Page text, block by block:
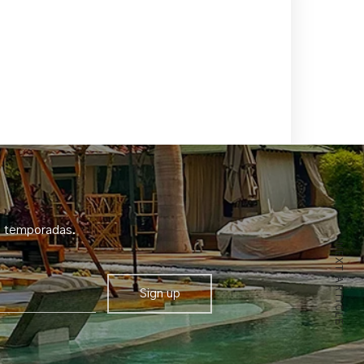
NEXT ARTICLE
temporadas.